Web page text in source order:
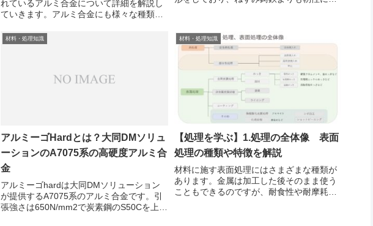
れているアルミ合金について詳細を解説し
ていきます。アルミ合金にも様々な種類が
ばよいのか、複数の視点からみていきまし
ょう。アルミ合金の全体像アルミ合金とは
FCD350 ＝ 引張強さ350(N/mm2)以上...
材料・処理知識
アルミーゴHardとは？大同DMソリュ
ーションのA7075系の高硬度アルミ合
金
アルミーゴhardは大同DMソリューション
が提供するA7075系のアルミ合金です。引
張強さは650N/mm2で炭素鋼のS50Cを上回
材料・処理知識
【処理を学ぶ】1.処理の全体像 表面
処理の種類や特徴を解説
材料に施す表面処理にはさまざまな種類が
あります。金属は加工した後そのまま使う
こともできるのですが、耐食性や耐摩耗性